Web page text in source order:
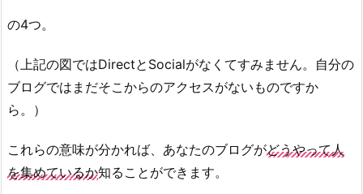
の4つ。
（上記の図ではDirectとSocialがなくてすみません。自分の
ブログではまだそこからのアクセスがないものですか
ら。）
これらの意味が分かれば、あなたのブログがどうやって人
を集めているか知ることができます。